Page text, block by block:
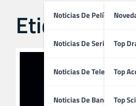
Noticias De Películas
Noticias De Series
Noticias De Televisión
Noticias De Bandas
Top
Top
Top
Etiqueta: